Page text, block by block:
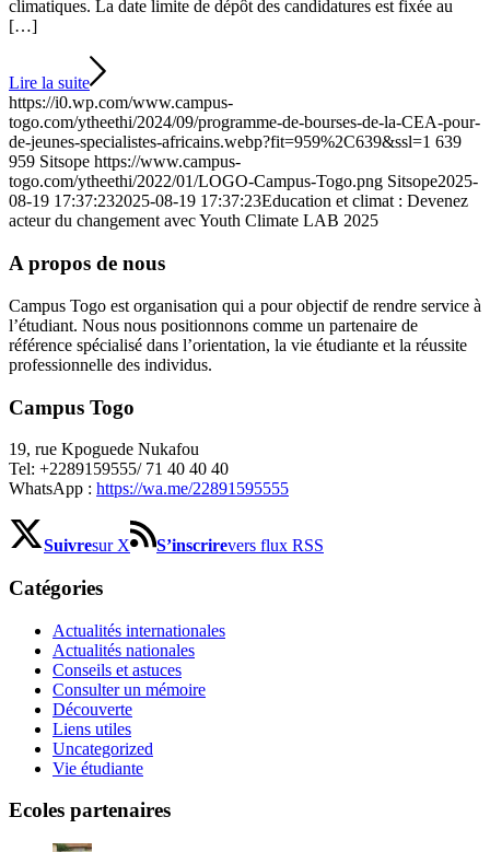
climatiques. La date limite de dépôt des candidatures est fixée au
[…]
Lire la suite
https://i0.wp.com/www.campus-
togo.com/ytheethi/2024/09/programme-de-bourses-de-la-CEA-pour-
de-jeunes-specialistes-africains.webp?fit=959%2C639&ssl=1 639
959 Sitsope https://www.campus-
togo.com/ytheethi/2022/01/LOGO-Campus-Togo.png Sitsope2025-
08-19 17:37:232025-08-19 17:37:23Education et climat : Devenez
acteur du changement avec Youth Climate LAB 2025
A propos de nous
Campus Togo est organisation qui a pour objectif de rendre service à
l’étudiant. Nous nous positionnons comme un partenaire de
référence spécialisé dans l’orientation, la vie étudiante et la réussite
professionnelle des individus.
Campus Togo
19, rue Kpoguede Nukafou
Tel: +2289159555/ 71 40 40 40
WhatsApp : https://wa.me/22891595555
Suivresur X S’inscrirevers flux RSS
Catégories
Actualités internationales
Actualités nationales
Conseils et astuces
Consulter un mémoire
Découverte
Liens utiles
Uncategorized
Vie étudiante
Ecoles partenaires